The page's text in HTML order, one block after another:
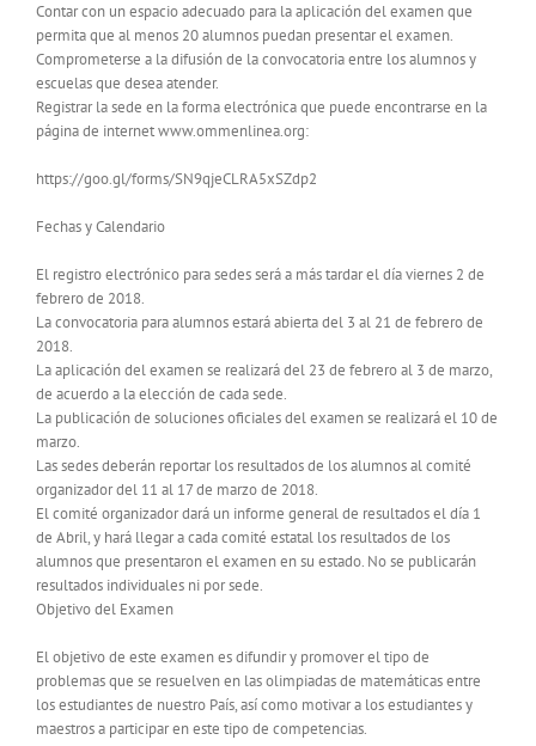
Contar con un espacio adecuado para la aplicación del examen que
permita que al menos 20 alumnos puedan presentar el examen.
Comprometerse a la difusión de la convocatoria entre los alumnos y
escuelas que desea atender.
Registrar la sede en la forma electrónica que puede encontrarse en la
página de internet www.ommenlinea.org:
https://goo.gl/forms/SN9qjeCLRA5xSZdp2
Fechas y Calendario
El registro electrónico para sedes será a más tardar el día viernes 2 de
febrero de 2018.
La convocatoria para alumnos estará abierta del 3 al 21 de febrero de
2018.
La aplicación del examen se realizará del 23 de febrero al 3 de marzo,
de acuerdo a la elección de cada sede.
La publicación de soluciones oficiales del examen se realizará el 10 de
marzo.
Las sedes deberán reportar los resultados de los alumnos al comité
organizador del 11 al 17 de marzo de 2018.
El comité organizador dará un informe general de resultados el día 1
de Abril, y hará llegar a cada comité estatal los resultados de los
alumnos que presentaron el examen en su estado. No se publicarán
resultados individuales ni por sede.
Objetivo del Examen
El objetivo de este examen es difundir y promover el tipo de
problemas que se resuelven en las olimpiadas de matemáticas entre
los estudiantes de nuestro País, así como motivar a los estudiantes y
maestros a participar en este tipo de competencias.